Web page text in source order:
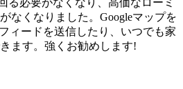
る必要がなくなり、高価なローミ
なくなりました。Googleマップを
ィードを送信したり、いつでも家
ます。強くお勧めします!